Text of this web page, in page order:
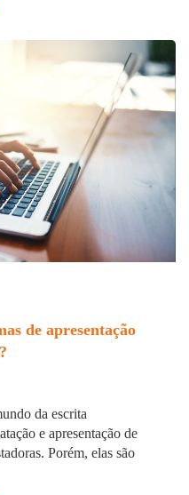
de apresentação
da escrita
e apresentação de
Porém, elas são